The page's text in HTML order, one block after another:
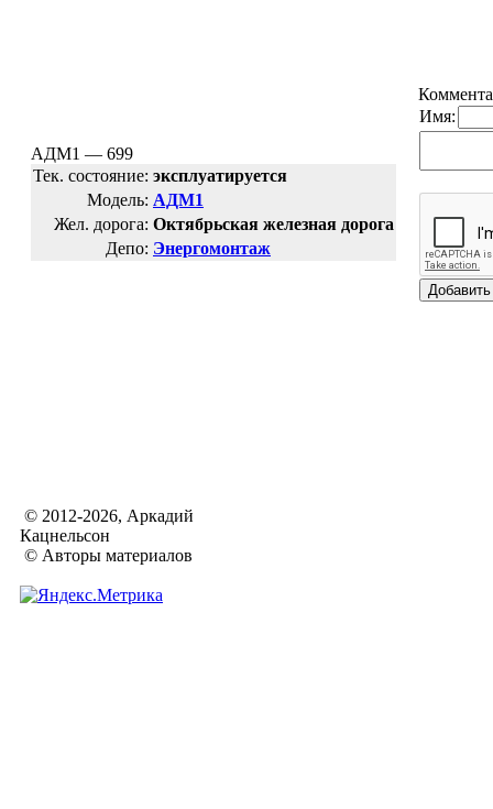
АДМ1 — 699
Тек. состояние: эксплуатируется
Модель: АДМ1
Жел. дорога: Октябрьская железная дорога
Депо: Энергомонтаж
Имя:
© 2012-2026, Аркадий
Кацнельсон
© Авторы материалов